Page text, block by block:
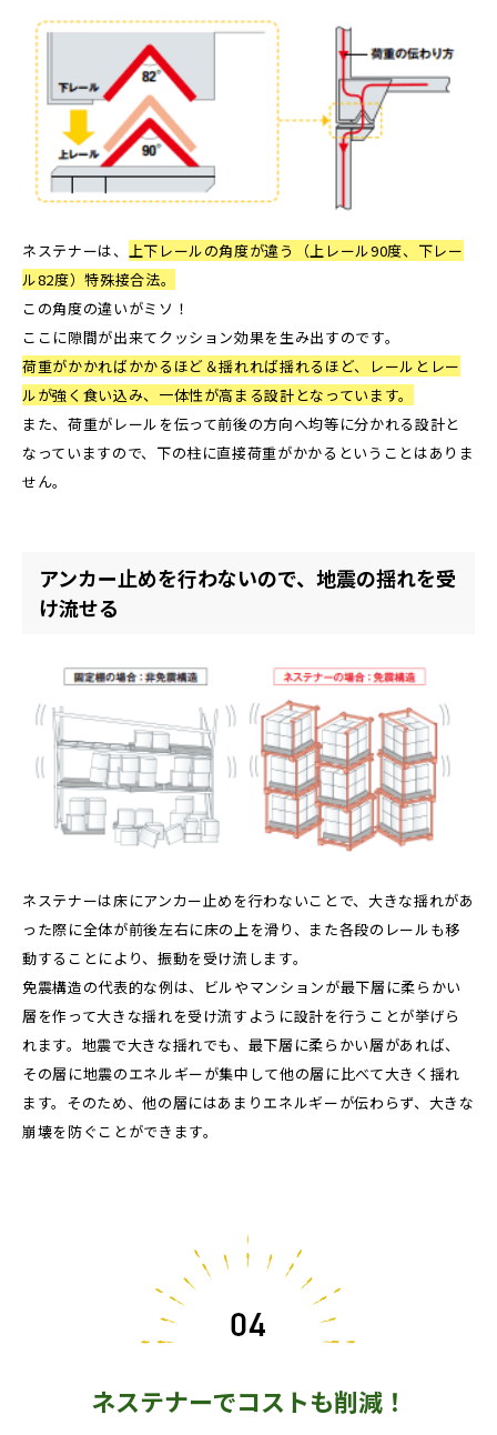
ネステナーは、
上下レールの角度が違う（上レール90度、下レー
ル82度）特殊接合法。
この角度の違いがミソ！
ここに隙間が出来てクッション効果を生み出すのです。
荷重がかかればかかるほど＆揺れれば揺れるほど、レールとレー
ルが強く食い込み、一体性が高まる設計となっています。
また、荷重がレールを伝って前後の方向へ均等に分かれる設計と
なっていますので、下の柱に直接荷重がかかるということはありま
せん。
アンカー止めを行わないので、地震の揺れを受
け流せる
ネステナーは床にアンカー止めを行わないことで、大きな揺れがあ
った際に全体が前後左右に床の上を滑り、また各段のレールも移
動することにより、振動を受け流します。
免震構造の代表的な例は、ビルやマンションが最下層に柔らかい
層を作って大きな揺れを受け流すように設計を行うことが挙げら
れます。地震で大きな揺れでも、最下層に柔らかい層があれば、
その層に地震のエネルギーが集中して他の層に比べて大きく揺れ
ます。そのため、他の層にはあまりエネルギーが伝わらず、大きな
崩壊を防ぐことができます。
ネステナーでコストも削減！